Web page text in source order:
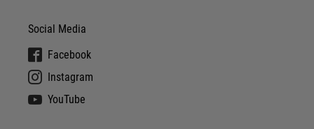
Social Media
Facebook
Instagram
YouTube